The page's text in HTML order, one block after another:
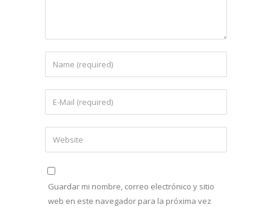
Guardar mi nombre, correo electrónico y sitio
web en este navegador para la próxima vez